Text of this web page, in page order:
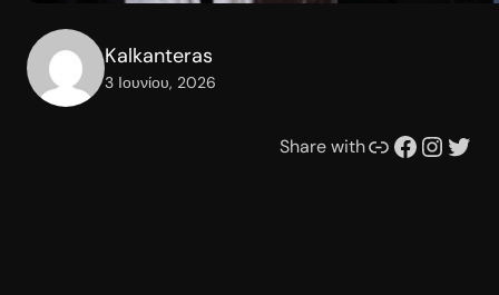
Kalkanteras
3 Ιουνίου, 2026
Share withΣυνδέσμου Facebook Instagram Twitter